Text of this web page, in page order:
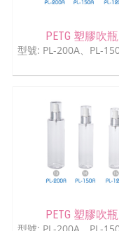
PETG 塑膠吹瓶
PETG 塑膠吹瓶